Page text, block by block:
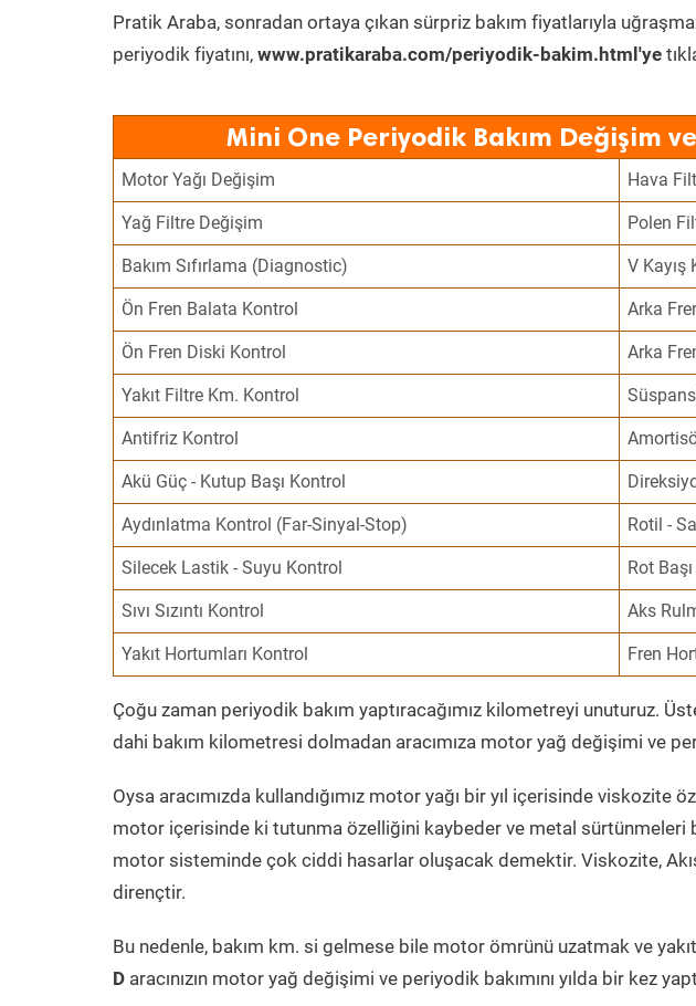
Pratik Araba, sonradan ortaya çıkan sürpriz bakım fiyatlarıyla
periyodik fiyatını, www.pratikaraba.com/periyodik-bakim.html'ye
Mini One Periyodik Bakım Değişim
Motor Yağı Değişim Hava
Yağ Filtre Değişim Polen
Bakım Sıfırlama (Diagnostic) V Kayış
Ön Fren Balata Kontrol Arka
Ön Fren Diski Kontrol Arka
Yakıt Filtre Km. Kontrol
Antifriz Kontrol
Akü Güç - Kutup Başı Kontrol
Aydınlatma Kontrol (Far-Sinyal-Stop) Rotil -
Silecek Lastik - Suyu Kontrol Rot
Sıvı Sızıntı Kontrol Aks
Yakıt Hortumları Kontrol Fren
Çoğu zaman periyodik bakım yaptıracağımız kilometreyi unuturuz.
dahi bakım kilometresi dolmadan aracımıza motor yağ değişimi ve
Oysa aracımızda kullandığımız motor yağı bir yıl içerisinde
motor içerisinde ki tutunma özelliğini kaybeder ve metal sürtünmeleri
motor sisteminde çok ciddi hasarlar oluşacak demektir. Viskozite,
dirençtir.
Bu nedenle, bakım km. si gelmese bile motor ömrünü uzatmak ve
D aracınızın motor yağ değişimi ve periyodik bakımını yılda bir kez